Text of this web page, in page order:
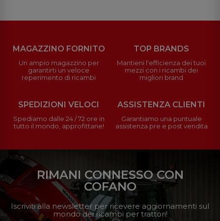
MAGAZZINO FORNITO
Un ampio magazzino per
garantirti un veloce
reperimento di ricambi
TOP BRANDS
Mantieni l'efficienza dei tuoi
mezzi con i ricambi dei
migliori brand
SPEDIZIONI VELOCI
Spediamo dalle 24 / 72 ore in
tutto il mondo, approfittane!
ASSISTENZA CLIENTI
Garantiamo una puntuale
assistenza pre e post vendita
RIMANI CONNESSO CON
COFANO
Iscriviti alla newsletter per ricevere aggiornamenti sul
mondo dei ricambi per trattori!